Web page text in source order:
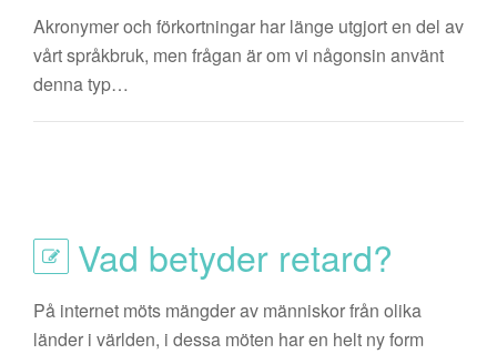
Akronymer och förkortningar har länge utgjort en del av
vårt språkbruk, men frågan är om vi någonsin använt
denna typ…
Vad betyder retard?
På internet möts mängder av människor från olika
länder i världen, i dessa möten har en helt ny form